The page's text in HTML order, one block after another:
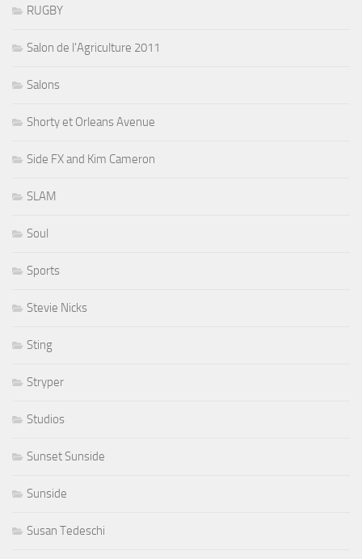
RUGBY
Salon de l'Agriculture 2011
Salons
Shorty et Orleans Avenue
Side FX and Kim Cameron
SLAM
Soul
Sports
Stevie Nicks
Sting
Stryper
Studios
Sunset Sunside
Sunside
Susan Tedeschi